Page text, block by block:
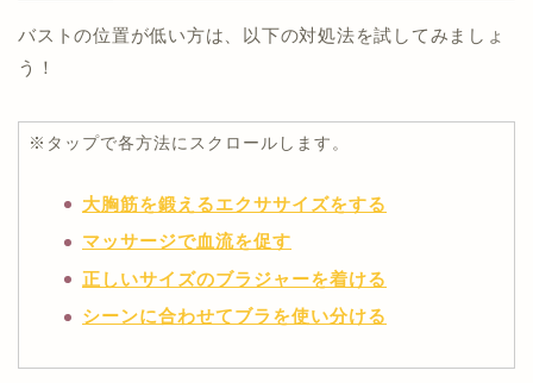
脂肪がつきやすい
ウェーブ体型は、骨格による血行不良や体の歪みがバ
スト位置が低くなる要因。
「骨格ウェーブ体型」の方も、これから紹介する対処
法を試してみてください。
バストの位置が低い方は、以下の対処法を試してみましょ
う！
※タップで各方法にスクロールします。
大胸筋を鍛えるエクササイズをする
マッサージで血流を促す
正しいサイズのブラジャーを着ける
シーンに合わせてブラを使い分ける